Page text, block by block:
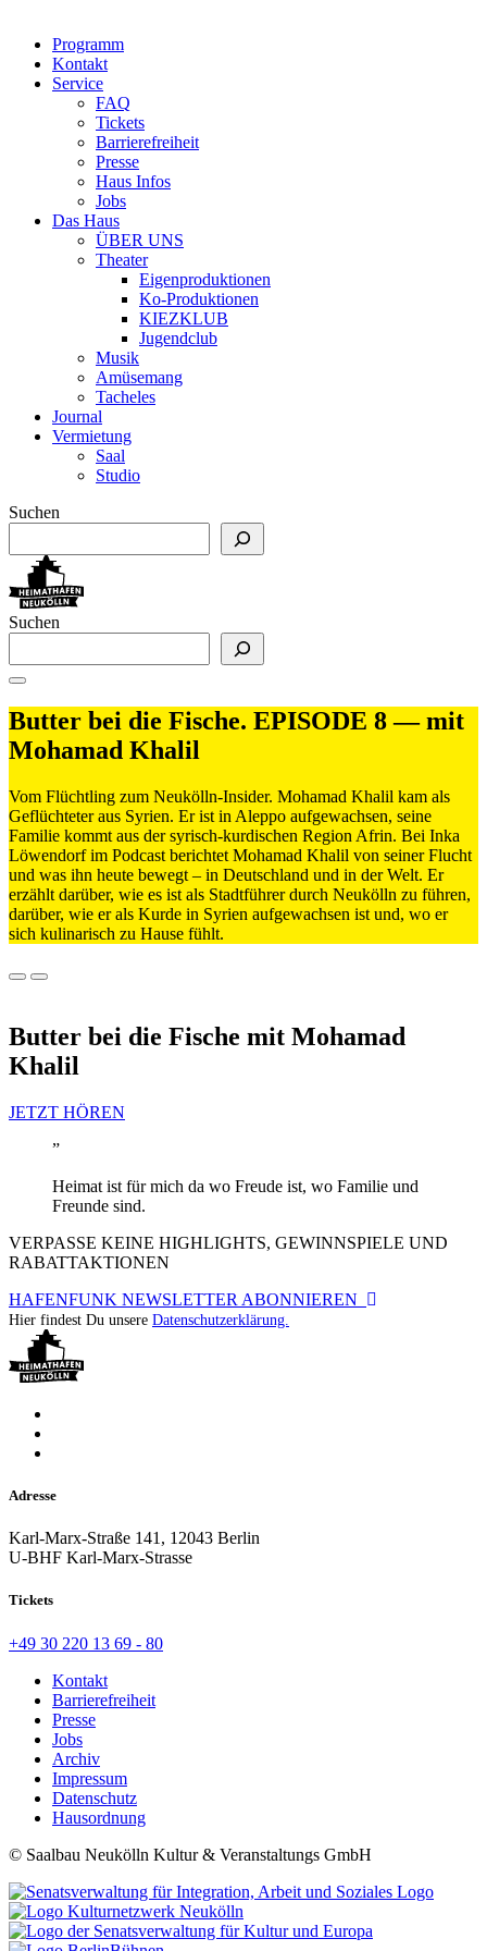
Programm
Kontakt
Service
FAQ
Tickets
Barrierefreiheit
Presse
Haus Infos
Jobs
Das Haus
ÜBER UNS
Theater
Eigenproduktionen
Ko-Produktionen
KIEZKLUB
Jugendclub
Musik
Amüsemang
Tacheles
Journal
Vermietung
Saal
Studio
Suchen
Suchen
Butter bei die Fische. EPISODE 8 — mit
Mohamad Khalil
Vom Flüchtling zum Neukölln-Insider. Mohamad Khalil kam als
Geflüchteter aus Syrien. Er ist in Aleppo aufgewachsen, seine
Familie kommt aus der syrisch-kurdischen Region Afrin. Bei Inka
Löwendorf im Podcast berichtet Mohamad Khalil von seiner Flucht
und was ihn heute bewegt – in Deutschland und in der Welt. Er
erzählt darüber, wie es ist als Stadtführer durch Neukölln zu führen,
darüber, wie er als Kurde in Syrien aufgewachsen ist und, wo er
sich kulinarisch zu Hause fühlt.
Butter bei die Fische mit Mohamad
Khalil
JETZT HÖREN
”
Heimat ist für mich da wo Freude ist, wo Familie und
Freunde sind.
VERPASSE KEINE HIGHLIGHTS, GEWINNSPIELE UND
RABATTAKTIONEN
HAFENFUNK NEWSLETTER ABONNIEREN
Hier findest Du unsere Datenschutzerklärung.
Adresse
Karl-Marx-Straße 141, 12043 Berlin
U-BHF Karl-Marx-Strasse
Tickets
+49 30 220 13 69 - 80
Kontakt
Barrierefreiheit
Presse
Jobs
Archiv
Impressum
Datenschutz
Hausordnung
© Saalbau Neukölln Kultur & Veranstaltungs GmbH